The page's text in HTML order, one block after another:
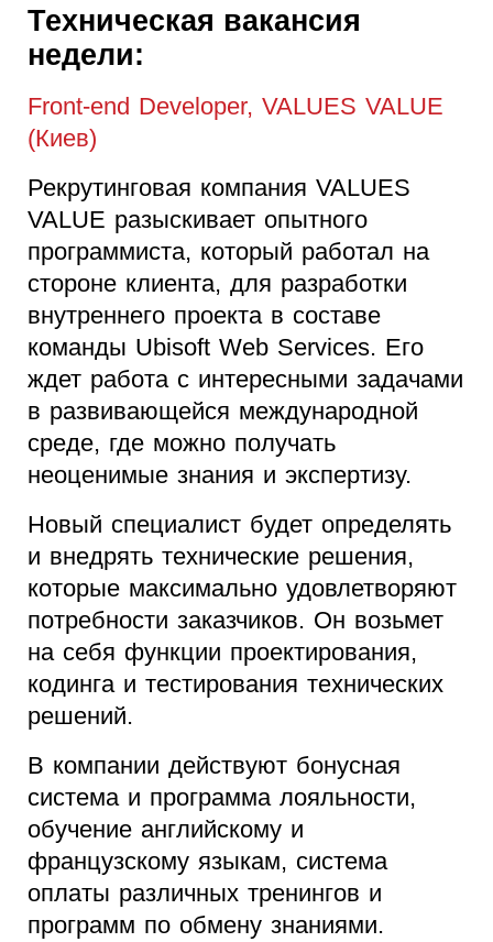
Техническая вакансия
недели:
Front-end Developer, VALUES VALUE
(Киев)
Рекрутинговая компания VALUES
VALUE разыскивает опытного
программиста, который работал на
стороне клиента, для разработки
внутреннего проекта в составе
команды Ubisoft Web Services. Его
ждет работа с интересными задачами
в развивающейся международной
среде, где можно получать
неоценимые знания и экспертизу.
Новый специалист будет определять
и внедрять технические решения,
которые максимально удовлетворяют
потребности заказчиков. Он возьмет
на себя функции проектирования,
кодинга и тестирования технических
решений.
В компании действуют бонусная
система и программа лояльности,
обучение английскому и
французскому языкам, система
оплаты различных тренингов и
программ по обмену знаниями.